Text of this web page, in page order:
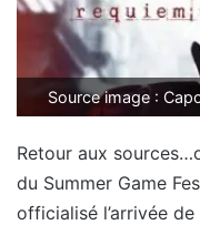
Source image :
Retour aux
du Summer Game
officialisé l’arrivée